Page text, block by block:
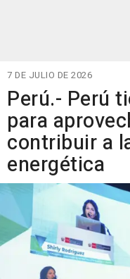
7 DE JULIO DE 2026
Perú.- Perú
para
contribuir a
energética